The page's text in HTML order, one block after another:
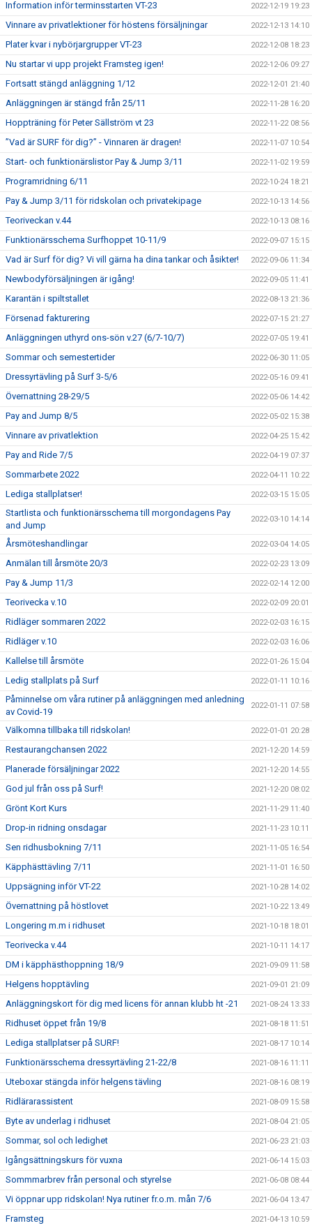
Information inför terminsstarten VT-23 2022-12-19 19:23
Vinnare av privatlektioner för höstens försäljningar 2022-12-13 14:10
Plater kvar i nybörjargrupper VT-23 2022-12-08 18:23
Nu startar vi upp projekt Framsteg igen! 2022-12-06 09:27
Fortsatt stängd anläggning 1/12 2022-12-01 21:40
Anläggningen är stängd från 25/11 2022-11-28 16:20
Hoppträning för Peter Sällström vt 23 2022-11-22 08:56
”Vad är SURF för dig?” - Vinnaren är dragen! 2022-11-07 10:54
Start- och funktionärslistor Pay & Jump 3/11 2022-11-02 19:59
Programridning 6/11 2022-10-24 18:21
Pay & Jump 3/11 för ridskolan och privatekipage 2022-10-13 14:56
Teoriveckan v.44 2022-10-13 08:16
Funktionärsschema Surfhoppet 10-11/9 2022-09-07 15:15
Vad är Surf för dig? Vi vill gärna ha dina tankar och åsikter! 2022-09-06 11:34
Newbodyförsäljningen är igång! 2022-09-05 11:41
Karantän i spiltstallet 2022-08-13 21:36
Försenad fakturering 2022-07-15 21:27
Anläggningen uthyrd ons-sön v.27 (6/7-10/7) 2022-07-05 19:41
Sommar och semestertider 2022-06-30 11:05
Dressyrtävling på Surf 3-5/6 2022-05-16 09:41
Övernattning 28-29/5 2022-05-06 14:42
Pay and Jump 8/5 2022-05-02 15:38
Vinnare av privatlektion 2022-04-25 15:42
Pay and Ride 7/5 2022-04-19 07:37
Sommarbete 2022 2022-04-11 10:22
Lediga stallplatser! 2022-03-15 15:05
Startlista och funktionärsschema till morgondagens Pay
and Jump
2022-03-10 14:14
Årsmöteshandlingar 2022-03-04 14:05
Anmälan till årsmöte 20/3 2022-02-23 13:09
Pay & Jump 11/3 2022-02-14 12:00
Teorivecka v.10 2022-02-09 20:01
Ridläger sommaren 2022 2022-02-03 16:15
Ridläger v.10 2022-02-03 16:06
Kallelse till årsmöte 2022-01-26 15:04
Ledig stallplats på Surf 2022-01-11 10:16
Påminnelse om våra rutiner på anläggningen med anledning
av Covid-19
2022-01-11 07:58
Välkomna tillbaka till ridskolan! 2022-01-01 20:28
Restaurangchansen 2022 2021-12-20 14:59
Planerade försäljningar 2022 2021-12-20 14:55
God jul från oss på Surf! 2021-12-20 08:02
Grönt Kort Kurs 2021-11-29 11:40
Drop-in ridning onsdagar 2021-11-23 10:11
Sen ridhusbokning 7/11 2021-11-05 16:54
Käpphästtävling 7/11 2021-11-01 16:50
Uppsägning inför VT-22 2021-10-28 14:02
Övernattning på höstlovet 2021-10-22 13:49
Longering m.m i ridhuset 2021-10-18 18:01
Teorivecka v.44 2021-10-11 14:17
DM i käpphästhoppning 18/9 2021-09-09 11:58
Helgens hopptävling 2021-09-01 21:09
Anläggningskort för dig med licens för annan klubb ht -21 2021-08-24 13:33
Ridhuset öppet från 19/8 2021-08-18 11:51
Lediga stallplatser på SURF! 2021-08-17 10:14
Funktionärsschema dressyrtävling 21-22/8 2021-08-16 11:11
Uteboxar stängda inför helgens tävling 2021-08-16 08:19
Ridlärarassistent 2021-08-09 15:58
Byte av underlag i ridhuset 2021-08-04 21:05
Sommar, sol och ledighet 2021-06-23 21:03
Igångsättningskurs för vuxna 2021-06-14 15:03
Sommmarbrev från personal och styrelse 2021-06-08 08:44
Vi öppnar upp ridskolan! Nya rutiner fr.o.m. mån 7/6 2021-06-04 13:47
Framsteg 2021-04-13 10:59